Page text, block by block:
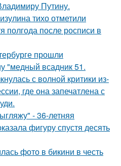
Путину.
тихо отметили
полгода после росписи в
прошли
"медный всадник 51.
с волной критики из-
где она запечатлена с
- 36-летняя
фигуру спустя десять
фото в бикини в честь